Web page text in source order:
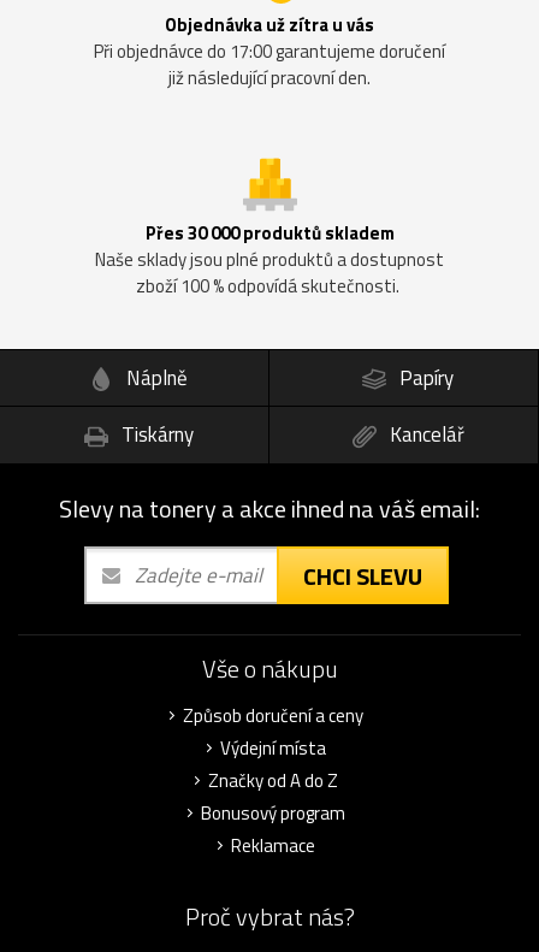
Objednávka už zítra u vás
Při objednávce do 17:00 garantujeme doručení
již následující pracovní den.
Přes 30 000 produktů skladem
Naše sklady jsou plné produktů a dostupnost
zboží 100 % odpovídá skutečnosti.
Náplně
Papíry
Tiskárny
Kancelář
Slevy na tonery a akce ihned na váš email:
CHCI SLEVU
Vše o nákupu
Způsob doručení a ceny
Výdejní místa
Značky od A do Z
Bonusový program
Reklamace
Proč vybrat nás?